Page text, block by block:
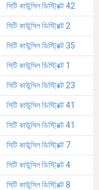
সিটি কাউন্সিল ডিস্ট্রিক্ট 42
সিটি কাউন্সিল ডিস্ট্রিক্ট 2
সিটি কাউন্সিল ডিস্ট্রিক্ট 35
সিটি কাউন্সিল ডিস্ট্রিক্ট 1
সিটি কাউন্সিল ডিস্ট্রিক্ট 23
সিটি কাউন্সিল ডিস্ট্রিক্ট 41
সিটি কাউন্সিল ডিস্ট্রিক্ট 41
সিটি কাউন্সিল ডিস্ট্রিক্ট 7
সিটি কাউন্সিল ডিস্ট্রিক্ট 4
সিটি কাউন্সিল ডিস্ট্রিক্ট 8